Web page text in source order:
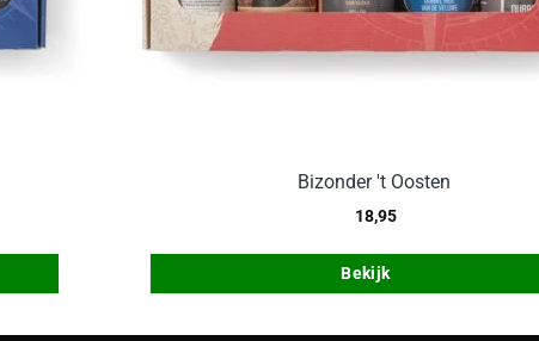
Bizonder 't Oosten
18,95
Bekijk